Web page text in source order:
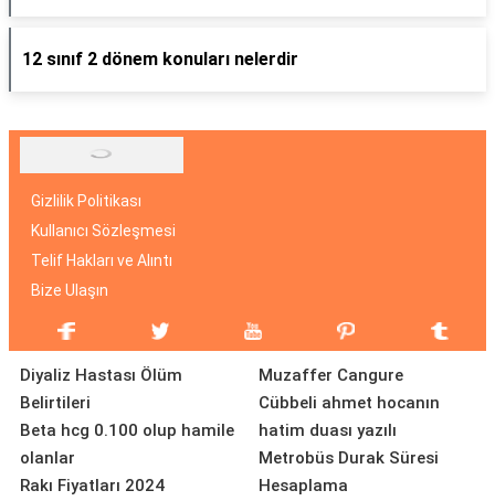
12 sınıf 2 dönem konuları nelerdir
Gizlilik Politikası
Kullanıcı Sözleşmesi
Telif Hakları ve Alıntı
Bize Ulaşın
Diyaliz Hastası Ölüm
Belirtileri
Beta hcg 0.100 olup hamile
olanlar
Rakı Fiyatları 2024
Muzaffer Cangure
Cübbeli ahmet hocanın
hatim duası yazılı
Metrobüs Durak Süresi
Hesaplama